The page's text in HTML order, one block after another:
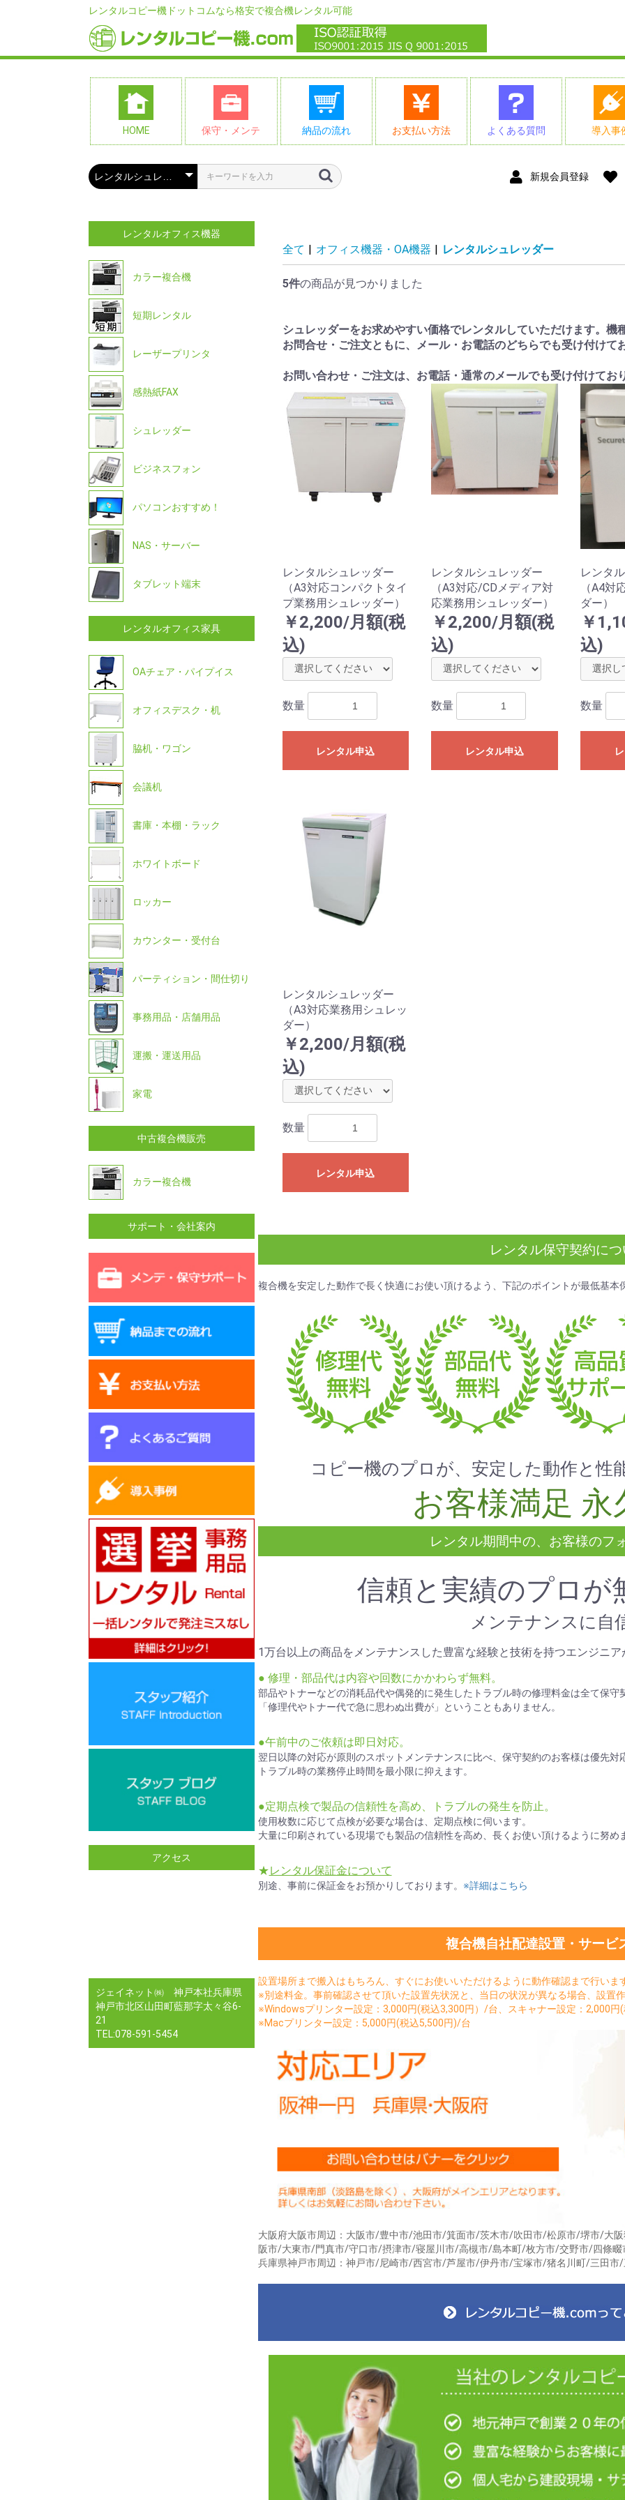
レンタルコピー機ドットコムなら格安で複合機レンタル可能
HOME 保守・メンテ 納品の流れ お支払い方法 よくある質問 導入事
新規会員登録
レンタルオフィス機器
カラー複合機
短期レンタル
レーザープリンタ
感熱紙FAX
シュレッダー
ビジネスフォン
パソコンおすすめ！
NAS・サーバー
タブレット端末
レンタルオフィス家具
OAチェア・パイプイス
オフィスデスク・机
脇机・ワゴン
会議机
書庫・本棚・ラック
ホワイトボード
ロッカー
カウンター・受付台
パーティション・間仕切り
事務用品・店舗用品
運搬・運送用品
家電
中古複合機販売
カラー複合機
サポート・会社案内
アクセス
ジェイネット㈱ 神戸本社兵庫県
神戸市北区山田町藍那字太々谷6-
21
TEL:078-591-5454
全て | オフィス機器・OA機器 | レンタルシュレッダー
5件の商品が見つかりました
シュレッダーをお求めやすい価格でレンタルしていただけます。機
お問合せ・ご注文ともに、メール・お電話のどちらでも受け付けて
お問い合わせ・ご注文は、お電話・通常のメールでも受け付けてお
レンタルシュレッダー
（A3対応コンパクトタイ
プ業務用シュレッダー）
￥2,200/月額(税
込)
数量
レンタル申込
レンタルシュレッダー
（A3対応/CDメディア対
応業務用シュレッダー）
￥2,200/月額(税
込)
数量
レンタル申込
レンタ
（A4対
ダー）
￥
込)
数量
レンタルシュレッダー
（A3対応業務用シュレッ
ダー）
￥2,200/月額(税
込)
数量
レンタル申込
お買い物を続ける カートへ進む
レンタル保守契約に
複合機を安定した動作で長く快適にお使い頂けるよう、下記のポイントが最低基本
コピー機のプロが、安定した動作と性
お客様満足 永
レンタル期間中の、お客様のフ
信頼と実績のプロが
メンテナンスに自
1万台以上の商品をメンテナンスした豊富な経験と技術を持つエンジニ
● 修理・部品代は内容や回数にかかわらず無料。
部品やトナーなどの消耗品代や偶発的に発生したトラブル時の修理料金は全て保守
「修理代やトナー代で急に思わぬ出費が」ということもありません。
●午前中のご依頼は即日対応。
翌日以降の対応が原則のスポットメンテナンスに比べ、保守契約のお客様は優先対
トラブル時の業務停止時間を最小限に抑えます。
●定期点検で製品の信頼性を高め、トラブルの発生を防止。
使用枚数に応じて点検が必要な場合は、定期点検に伺います。
大量に印刷されている現場でも製品の信頼性を高め、長くお使い頂けるように努め
★レンタル保証金について
別途、事前に保証金をお預かりしております。 ※詳細はこちら
複合機自社配達設置・サービ
設置場所まで搬入はもちろん、すぐにお使いいただけるように動作確認まで行い
※別途料金。事前確認させて頂いた設置先状況と、当日の状況が異なる場合、設置
※Windowsプリンター設定：3,000円(税込3,300円）/台、スキャナー設定：2,000円
※Macプリンター設定：5,000円(税込5,500円)/台
大阪府大阪市周辺：大阪市/豊中市/池田市/箕面市/茨木市/吹田市/松原市/堺市/大
阪市/大東市/門真市/守口市/摂津市/寝屋川市/高槻市/島本町/枚方市/交野市/四條畷
兵庫県神戸市周辺：神戸市/尼崎市/西宮市/芦屋市/伊丹市/宝塚市/猪名川町/三田